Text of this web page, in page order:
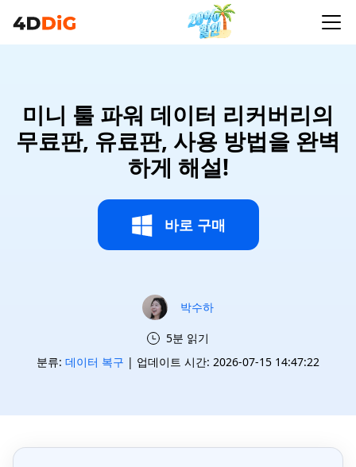
미니 툴 파워 데이터 리커버리​의
무료판, 유료판, 사용 방법을 완벽
하게 해설!
바로 구매
박수하
5분 읽기
분류: 데이터 복구 | 업데이트 시간: 2026-07-15 14:47:22